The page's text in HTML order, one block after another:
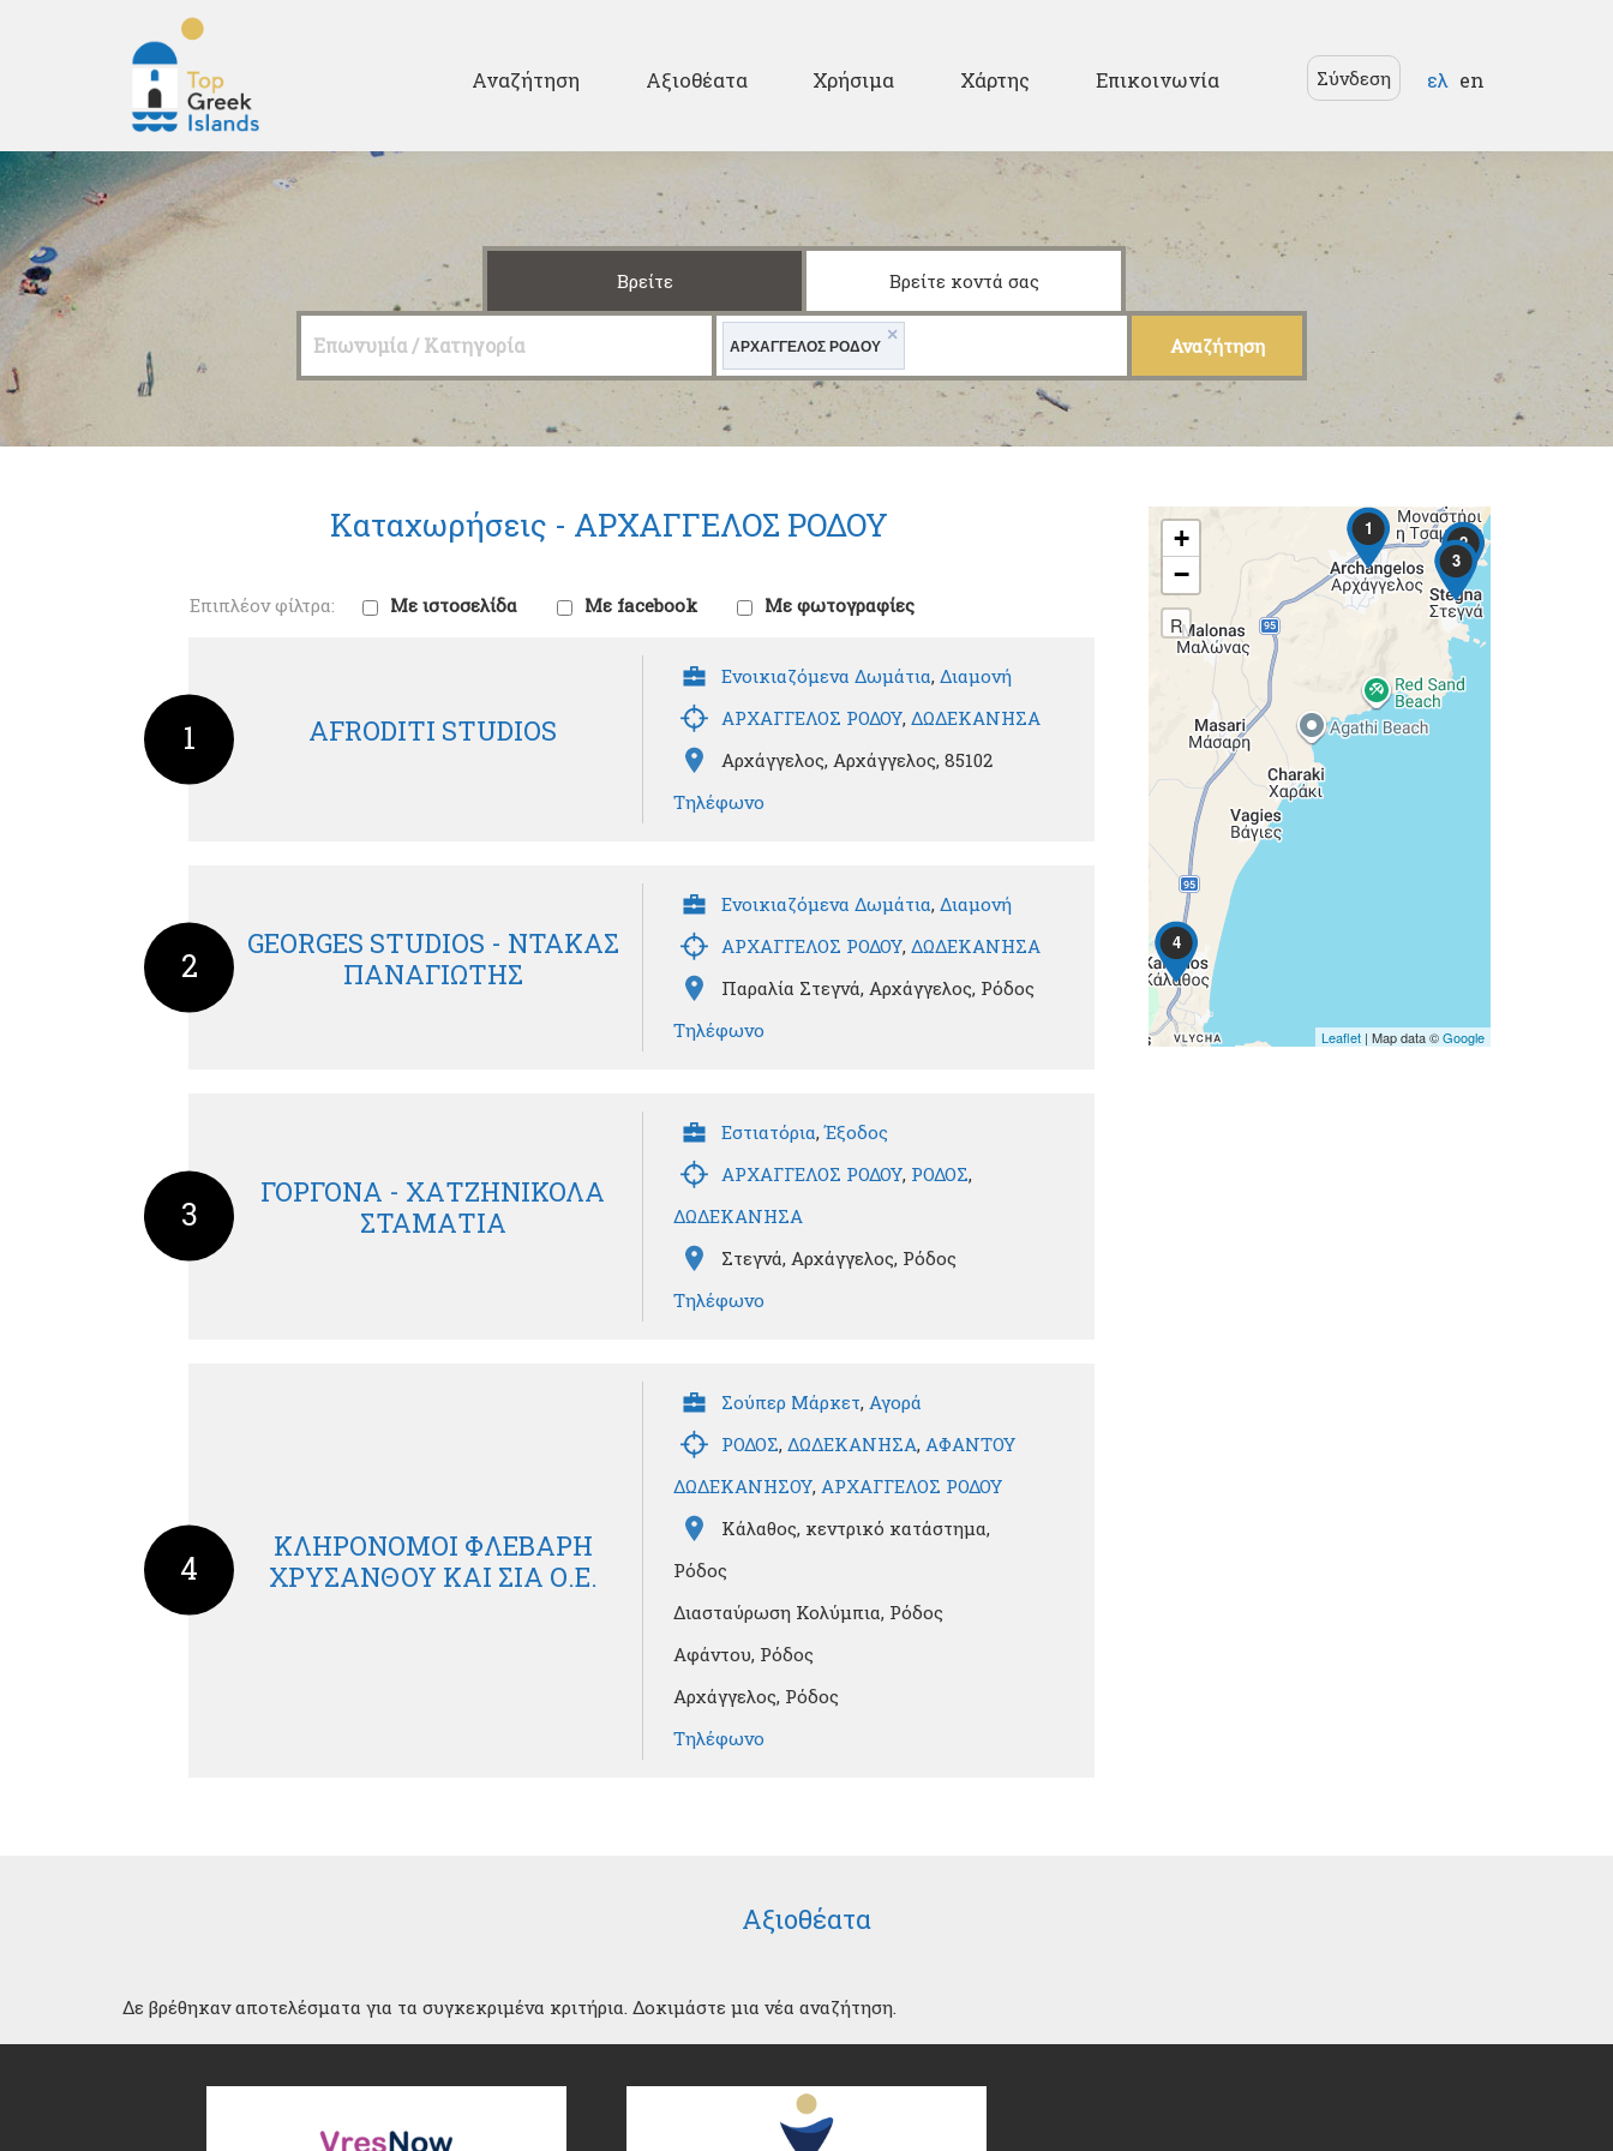
Top
Greek
Islands
Secondary
Αναζήτηση Αξιοθέατα Χρήσιμα Χάρτης Επικοινωνία Σύνδεση Γλώσσες
ελ en
Βρείτε Βρείτε κοντά σας
Επωνυμία / Κατηγορία ×
ΑΡΧΑΓΓΕΛΟΣ ΡΟΔΟΥ
Καταχωρήσεις - ΑΡΧΑΓΓΕΛΟΣ ΡΟΔΟΥ
Με ιστοσελίδα Με facebook Με φωτογραφίες
1 AFRODITI STUDIOS
Ενοικιαζόμενα Δωμάτια, Διαμονή
ΑΡΧΑΓΓΕΛΟΣ ΡΟΔΟΥ, ΔΩΔΕΚΑΝΗΣΑ
Αρχάγγελος, Αρχάγγελος, 85102
Τηλέφωνο
2
GEORGES STUDIOS - ΝΤΑΚΑΣ
ΠΑΝΑΓΙΩΤΗΣ
Ενοικιαζόμενα Δωμάτια, Διαμονή
ΑΡΧΑΓΓΕΛΟΣ ΡΟΔΟΥ, ΔΩΔΕΚΑΝΗΣΑ
Παραλία Στεγνά, Αρχάγγελος, Ρόδος
Τηλέφωνο
3
ΓΟΡΓΟΝΑ - ΧΑΤΖΗΝΙΚΟΛΑ
ΣΤΑΜΑΤΙΑ
Εστιατόρια,Έξοδος
ΑΡΧΑΓΓΕΛΟΣ ΡΟΔΟΥ, ΡΟΔΟΣ,
ΔΩΔΕΚΑΝΗΣΑ
Στεγνά, Αρχάγγελος, Ρόδος
Τηλέφωνο
4
ΚΛΗΡΟΝΟΜΟΙ ΦΛΕΒΑΡΗ
ΧΡΥΣΑΝΘΟΥ ΚΑΙ ΣΙΑ Ο.Ε.
Σούπερ Μάρκετ, Αγορά
ΡΟΔΟΣ, ΔΩΔΕΚΑΝΗΣΑ, ΑΦΑΝΤΟΥ
ΔΩΔΕΚΑΝΗΣΟΥ, ΑΡΧΑΓΓΕΛΟΣ ΡΟΔΟΥ
Κάλαθος, κεντρικό κατάστημα,
Ρόδος
Διασταύρωση Κολύμπια, Ρόδος
Αφάντου, Ρόδος
Αρχάγγελος, Ρόδος
Τηλέφωνο
1
2
3
4
+
−
R
Leaflet | Map data ©Google
Αξιοθέατα
Δε βρέθηκαν αποτελέσματα για τα συγκεκριμένα κριτήρια. Δοκιμάστε μια νέα αναζήτηση.